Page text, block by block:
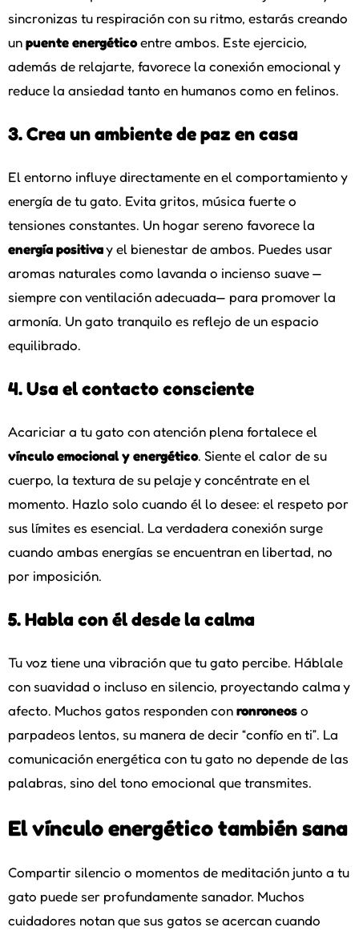
sincronizas tu respiración con su ritmo, estarás creando
unpuente energéticoentre ambos. Este ejercicio,
además de relajarte, favorece la conexión emocional y
reduce la ansiedad tanto en humanos como en felinos.
3. Crea un ambiente de paz en casa
El entorno influye directamente en el comportamiento y
energía de tu gato. Evita gritos, música fuerte o
tensiones constantes. Un hogar sereno favorece la
energía positivay el bienestar de ambos. Puedes usar
aromas naturales como lavanda o incienso suave —
siempre con ventilación adecuada— para promover la
armonía. Un gato tranquilo es reflejo de un espacio
equilibrado.
4. Usa el contacto consciente
Acariciar a tu gato con atención plena fortalece el
vínculo emocional y energético. Siente el calor de su
cuerpo, la textura de su pelaje y concéntrate en el
momento. Hazlo solo cuando él lo desee: el respeto por
sus límites es esencial. La verdadera conexión surge
cuando ambas energías se encuentran en libertad, no
por imposición.
5. Habla con él desde la calma
Tu voz tiene una vibración que tu gato percibe. Háblale
con suavidad o incluso en silencio, proyectando calma y
afecto. Muchos gatos responden conronroneoso
parpadeos lentos, su manera de decir “confío en ti”. La
comunicación energética con tu gato no depende de las
palabras, sino del tono emocional que transmites.
El vínculo energético también sana
Compartir silencio o momentos de meditación junto a tu
gato puede ser profundamente sanador. Muchos
cuidadores notan que sus gatos se acercan cuando